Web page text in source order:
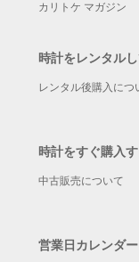
カリトケ マガジン
時計をレンタル
レンタル後購入につ
時計をすぐ購入
中古販売について
営業日カレンダー